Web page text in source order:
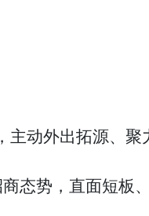
主动外出拓源、聚
态势，直面短板